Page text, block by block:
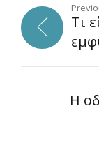
Τι
Η